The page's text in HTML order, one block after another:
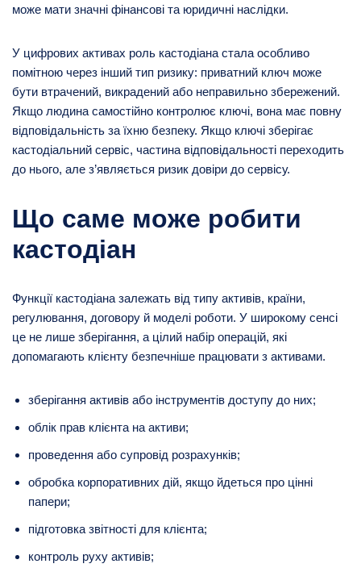
може мати значні фінансові та юридичні наслідки.
У цифрових активах роль кастодіана стала особливо
помітною через інший тип ризику: приватний ключ може
бути втрачений, викрадений або неправильно збережений.
Якщо людина самостійно контролює ключі, вона має повну
відповідальність за їхню безпеку. Якщо ключі зберігає
кастодіальний сервіс, частина відповідальності переходить
до нього, але з’являється ризик довіри до сервісу.
Що саме може робити
кастодіан
Функції кастодіана залежать від типу активів, країни,
регулювання, договору й моделі роботи. У широкому сенсі
це не лише зберігання, а цілий набір операцій, які
допомагають клієнту безпечніше працювати з активами.
зберігання активів або інструментів доступу до них;
облік прав клієнта на активи;
проведення або супровід розрахунків;
обробка корпоративних дій, якщо йдеться про цінні
папери;
підготовка звітності для клієнта;
контроль руху активів;